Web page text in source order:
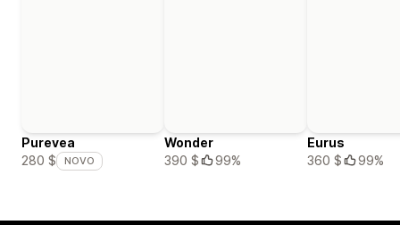
Purevea
280 $
NOVO
Wonder
390 $
99%
Eurus
360 $
99%